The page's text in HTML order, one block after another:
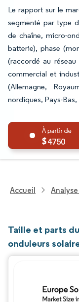
Le rapport sur le
segmenté par type
de chaîne, micro-
batterie), phase
(raccordé au
commercial et
(Allemagne,
nordiques, Pays-Bas,
4750
Accueil
Taille et parts
onduleurs